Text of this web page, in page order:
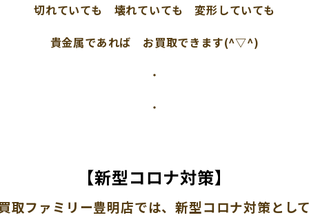
切れていても 壊れていても 変形していても
貴金属であれば お買取できます(^▽^)
・
・
【新型コロナ対策】
買取ファミリー豊明店では、新型コロナ対策とし